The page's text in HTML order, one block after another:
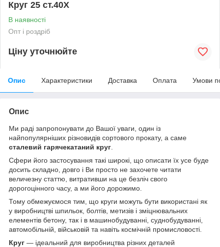
Круг 25 ст.40Х
В наявності
Опт і роздріб
Ціну уточнюйте
Опис Характеристики Доставка Оплата Умови
Опис
Ми раді запропонувати до Вашої уваги, один із
найпопулярніших різновидів сортового прокату, а саме
сталевий гарячекатаний круг
Сфери його застосування такі широкі, що описати їх усе буде
досить складно, довго і Ви просто не захочете читати
величезну статтю, витративши на це безліч свого
дорогоцінного часу, а ми його дорожимо.
Тому обмежуємося тим, що круги можуть бути використані як
у виробництві шпильок, болтів, метизів і зміцнювальних
елементів бетону, так і в машинобудуванні, суднобудуванні,
автомобільній, військовій та навіть космічній промисловості.
Круг — ідеальний для виробництва різних деталей